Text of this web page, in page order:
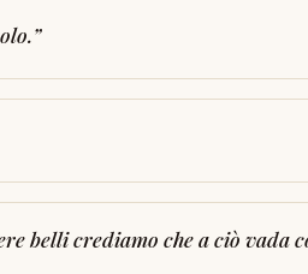
”
belli crediamo che a ciò